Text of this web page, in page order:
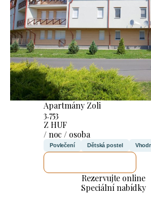
Apartmány Zoli
3.753
Z HUF
/ noc / osoba
Povlečení Dětská postel
Rezervujte online
Speciální nabídky